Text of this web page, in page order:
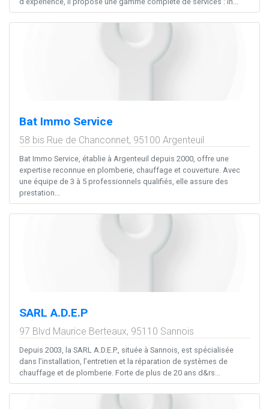
Bat Immo Service
58 bis Rue de Chanconnet, 95100 Argenteuil
Bat Immo Service, établie à Argenteuil depuis 2000, offre une
expertise reconnue en plomberie, chauffage et couverture. Avec
une équipe de 3 à 5 professionnels qualifiés, elle assure des
prestation...
SARL A.D.E.P
97 Blvd Maurice Berteaux, 95110 Sannois
Depuis 2003, la SARL A.D.E.P., située à Sannois, est spécialisée
dans l’installation, l’entretien et la réparation de systèmes de
chauffage et de plomberie. Forte de plus de 20 ans d&rs...